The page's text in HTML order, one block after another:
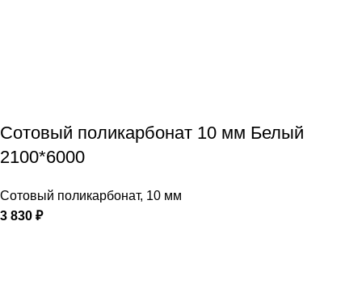
Сотовый поликарбонат 10 мм Белый
2100*6000
Сотовый поликарбонат, 10 мм
3 830 ₽